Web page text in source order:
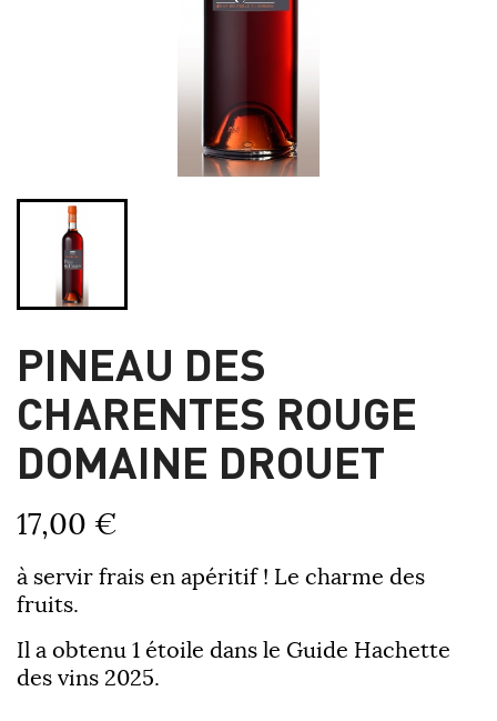
PINEAU DES
CHARENTES ROUGE
DOMAINE DROUET
17,00 €
à servir frais en apéritif ! Le charme des
fruits.
Il a obtenu 1 étoile dans le Guide Hachette
des vins 2025.